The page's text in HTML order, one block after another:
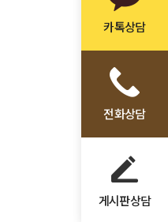
카톡상담
전화상담
게시판상담